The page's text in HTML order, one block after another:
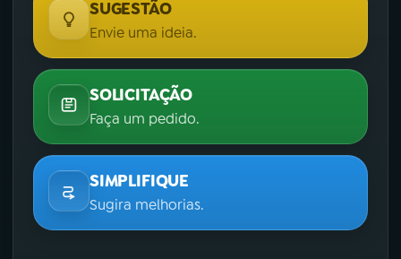
SUGESTÃO
Envie uma ideia.
SOLICITAÇÃO
Faça um pedido.
SIMPLIFIQUE
Sugira melhorias.